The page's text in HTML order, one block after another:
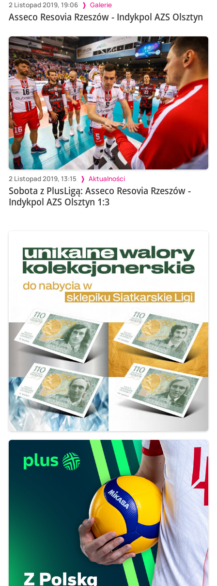
2 Listopad 2019, 19:06 Galerie
Asseco Resovia Rzeszów - Indykpol AZS Olsztyn
2 Listopad 2019, 13:15 Aktualności
Sobota z PlusLigą: Asseco Resovia Rzeszów -
Indykpol AZS Olsztyn 1:3